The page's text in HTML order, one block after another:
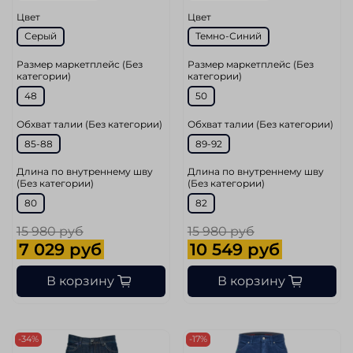
Цвет
Серый
Размер маркетплейс (Без
категории)
48
Обхват талии (Без категории)
85-88
Длина по внутреннему шву
(Без категории)
80
15 980 руб
7 029 руб
В корзину
Цвет
Темно-Синий
Размер маркетплейс (Без
категории)
50
Обхват талии (Без категории)
89-92
Длина по внутреннему шву
(Без категории)
82
15 980 руб
10 549 руб
В корзину
-34% -17%